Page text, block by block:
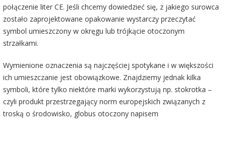
połączenie liter CE. Jeśli chcemy dowiedzieć się, z jakiego surowca
zostało zaprojektowane opakowanie wystarczy przeczytać
symbol umieszczony w okręgu lub trójkącie otoczonym
strzałkami.
Wymienione oznaczenia są najczęściej spotykane i w większości
ich umieszczanie jest obowiązkowe. Znajdziemy jednak kilka
symboli, które tylko niektóre marki wykorzystują np. stokrotka –
czyli produkt przestrzegający norm europejskich związanych z
troską o środowisko, globus otoczony napisem